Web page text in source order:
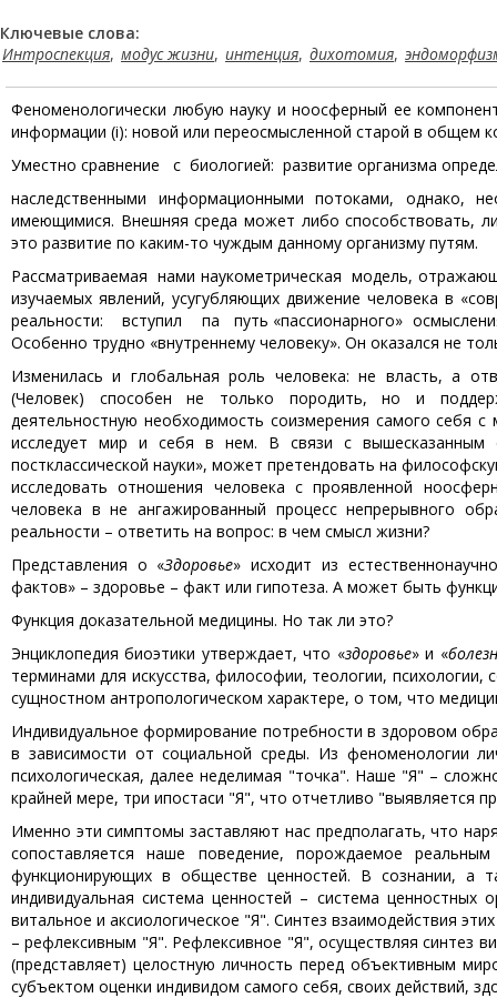
Ключевые слова:
Интроспекция, модус жизни, интенция, дихотомия,
Феноменологически любую науку и ноосферный ее
информации (i): новой или переосмысленной старой в общем
Уместно сравнение с биологией: развитие организма
наследственными информационными потоками, однако,
имеющимися. Внешняя среда может либо способствовать,
это развитие по каким-то чуждым данному организму путям.
Рассматриваемая нами наукометрическая модель,
изучаемых явлений, усугубляющих движение человека
реальности: вступил па путь «пассионарного»
Особенно трудно «внутреннему человеку». Он оказался не
Изменилась и глобальная роль человека: нe власть, а
(Человек) способен не только породить, но и
деятельностную необходимость соизмерения самого себя
исследует мир и себя в нем. В связи с вышесказанным
постклассической науки», может претендовать на
исследовать отношения человека с проявленной
человека в не ангажированный процесс непрерывного
реальности – ответить на вопрос: в чем смысл жизни?
Представления о «Здоровье» исходит из
фактов» – здоровье – факт или гипотеза. А может быть
Функция доказательной медицины. Но так ли это?
Энциклопедия биоэтики утверждает, что «здоровье» и «
терминами для искусства, философии, теологии,
сущностном антропологическом характере, о том, что
Индивидуальное формирование потребности в здоровом
в зависимости от социальной среды. Из феноменологии
психологическая, далее неделимая "точка". Наше "Я" –
крайней мере, три ипостаси "Я", что отчетливо "выявляется
Именно эти симптомы заставляют нас предполагать, что
сопоставляется наше поведение, порождаемое
функционирующих в обществе ценностей. В сознании, а
индивидуальная система ценностей – система ценностных
витальное и аксиологическое "Я". Синтез взаимодействия
– рефлексивным "Я". Рефлексивное "Я", осуществляя синтез
(представляет) целостную личность перед объективным
субъектом оценки индивидом самого себя, своих действий,